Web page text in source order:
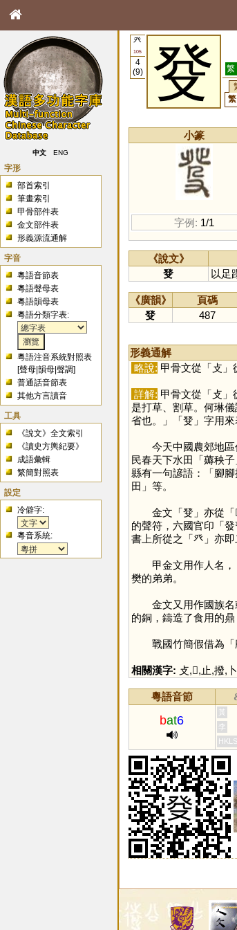
中文 ENG
字形
部首索引
筆畫索引
甲骨部件表
金文部件表
形義源流通解
字音
粵語音節表
粵語聲母表
粵語韻母表
粵語分類字表:
粵語注音系統對照表
[聲母 |韻母 |聲調]
普通話音節表
其他方言讀音
工具
《說文》全文索引
《讀史方輿紀要》
成語彙輯
繁簡對照表
設定
冷僻字:
粵音系統:
癶
105
4
(9)
癹 繁
繁
小篆
字例: 1/1
《說文》
癹
以足
《廣韻》 頁碼
癹
487
形義通解
略說: 甲骨文從「攴 」
詳解: 甲骨文從「攴 」
是打草、割草。何琳
省也。」「癹 」字用
今天中國農郊地區
民春天下水田「薅秧
縣有一句諺語：「腳
田」等。
金文「癹 」亦從「
的聲符，六國官印「
書上所從之「癶 」亦
甲金文用作人名，《
樊的弟弟。
金文又用作國族名
的銅，鑄造了食用的
戰國竹簡假借為「
相關漢字: 攴,𣥠,止,撥, 卜
粵語音節
bat6
黃
李
HKLS